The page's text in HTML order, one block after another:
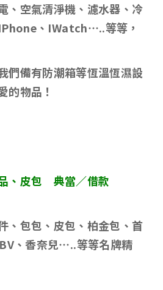
、空氣清淨機、濾水器、冷
、 IWatch…..等等，
們備有防潮箱等恆溫恆濕設
的物品！
、皮包 典當／借款
、包包、皮包、柏金包、首
BV 、香奈兒…..等等名牌精